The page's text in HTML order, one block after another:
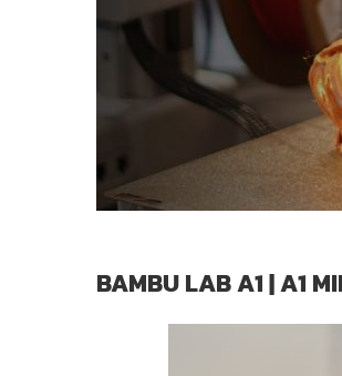
BAMBU LAB A1 | A1